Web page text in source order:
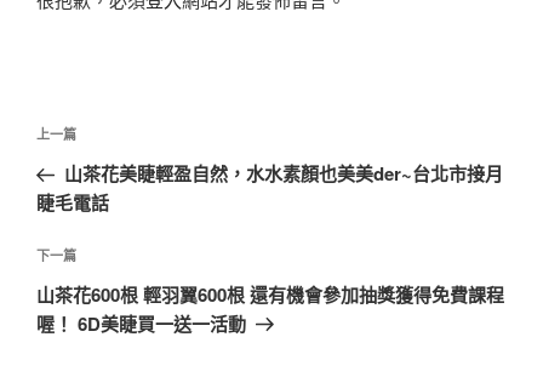
文
導
覽
上
一
篇
章
上一篇
山茶花美睫輕盈自然，水水素顏也美美der~台北市接月
睫毛電話
下
一
篇
下一篇
山茶花600根 輕羽翼600根 還有機會參加抽獎獲得免費課程
喔！ 6D美睫買一送一活動